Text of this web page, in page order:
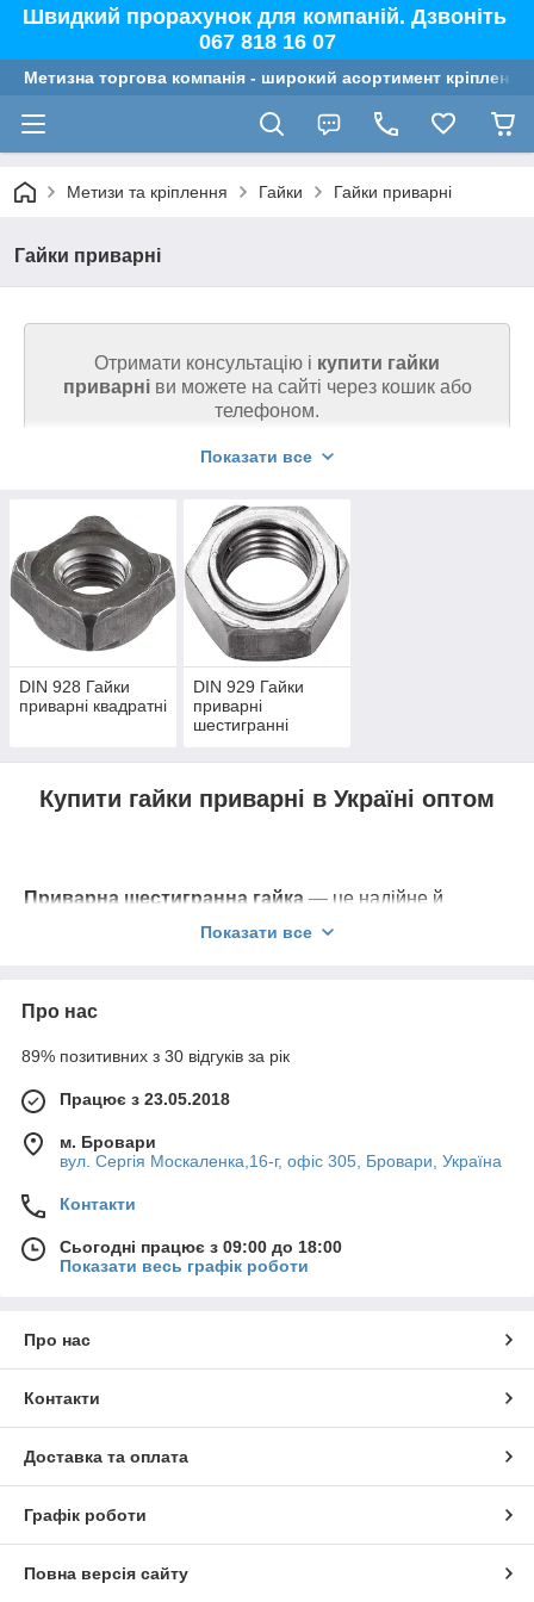
Швидкий прорахунок для компаній. Дзвоніть
067 818 16 07
Метизна торгова компанія - широкий асортимент
Метизи та кріплення Гайки Гайки приварні
Гайки приварні
Отримати консультацію і купити гайки
приварніви можете на сайті через кошик або
телефоном.
Ми гарантуємо високу якість товару на сайті.
Показати все
DIN 928 Гайки
приварні квадратні
DIN 929 Гайки
приварні
шестигранні
Купити гайки приварні в Україні оптом
Приварна шестигранна гайка — це надійне й
універсальне кріплення, виготовлене з високоміцних
Приварна гайка, на відміну від стандартної
металевих компонентів за допомогою контактного
(точкового) зварювання.
Широко використовуються в кузовобудуванні,
житловому будівництві, особливо в місцях, де
ризик самовідгвинчування.
Показати все
Про нас
89% позитивних з 30 відгуків за рік
Працює з 23.05.2018
м. Бровари
вул. Сергія Москаленка,16-г, офіс 305, Бровари, Україна
Контакти
Сьогодні працює з 09:00 до 18:00
Показати весь графік роботи
Про нас
Контакти
Доставка та оплата
Графік роботи
Повна версія сайту